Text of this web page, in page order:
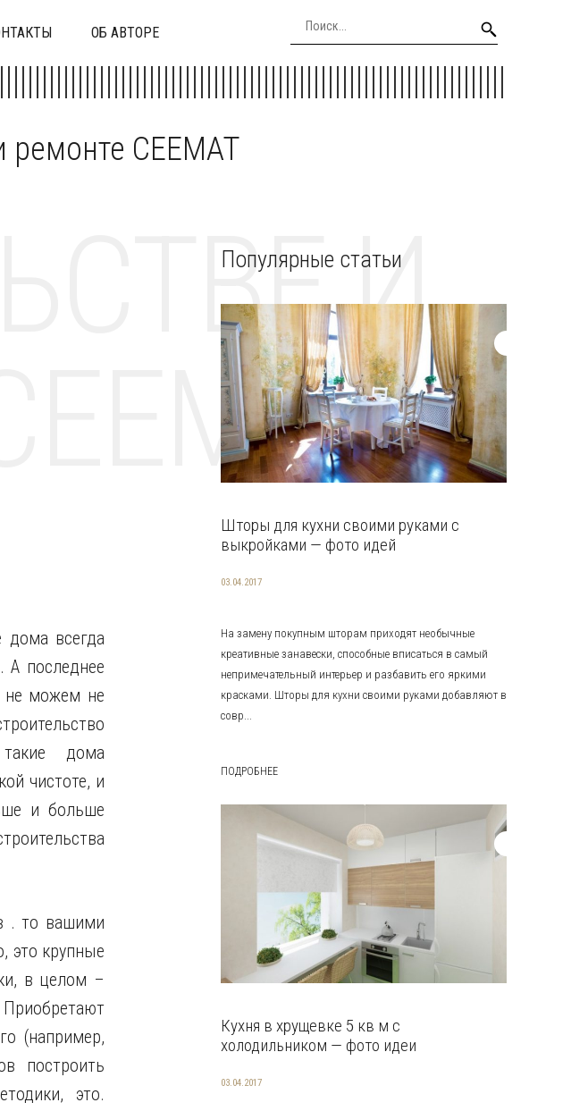
ОБ АВТОРЕ
ремонте CEEMAT
И
дома всегда
А последнее
не можем не
дома
чистоте, и
и больше
. то вашими
это крупные
в целом –
(например,
построить
это.
Популярные статьи
Шторы для кухни своими руками с
выкройками — фото идей
03.04.2017
На замену покупным шторам приходят необычные
креативные занавески, способные вписаться в самый
непримечательный интерьер и разбавить его яркими
красками. Шторы для кухни своими руками добавляют в
совр...
ПОДРОБНЕЕ
Кухня в хрущевке 5 кв м с
холодильником — фото идеи
03.04.2017